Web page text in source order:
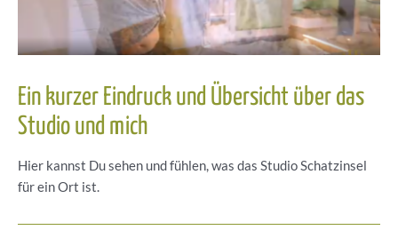
Ein kurzer Eindruck und Übersicht über das
Studio und mich
Hier kannst Du sehen und fühlen, was das Studio Schatzinsel
für ein Ort ist.